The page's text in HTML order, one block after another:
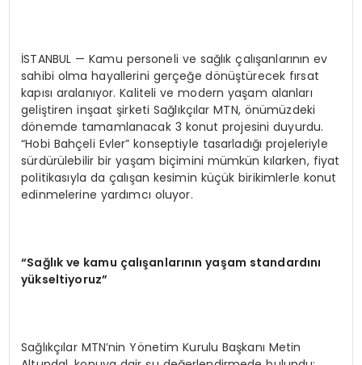
İSTANBUL — Kamu personeli ve sağlık çalışanlarının ev
sahibi olma hayallerini gerçeğe dönüştürecek fırsat
kapısı aralanıyor. Kaliteli ve modern yaşam alanları
geliştiren inşaat şirketi Sağlıkçılar MTN, önümüzdeki
dönemde tamamlanacak 3 konut projesini duyurdu.
“Hobi Bahçeli Evler” konseptiyle tasarladığı projeleriyle
sürdürülebilir bir yaşam biçimini mümkün kılarken, fiyat
politikasıyla da çalışan kesimin küçük birikimlerle konut
edinmelerine yardımcı oluyor.
“Sağlık ve kamu çalışanlarının yaşam standardını
yükseltiyoruz”
Sağlıkçılar MTN’nin Yönetim Kurulu Başkanı Metin